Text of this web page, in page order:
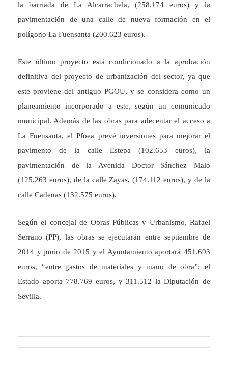
la barriada de La Alcarrachela, (258.174 euros) y la
pavimentación de una calle de nueva formación en el
polígono La Fuensanta (200.623 euros).
Este último proyecto está condicionado a la aprobación
definitiva del proyecto de urbanización del sector, ya que
este proviene del antiguo PGOU, y se considera como un
planeamiento incorporado a este, según un comunicado
municipal. Además de las obras para adecentar el acceso a
La Fuensanta, el Pfoea prevé inversiones para mejorar el
pavimento de la calle Estepa (102.653 euros), la
pavimentación de la Avenida Doctor Sánchez Malo
(125.263 euros), de la calle Zayas, (174.112 euros), y de la
calle Cadenas (132.575 euros).
Según el concejal de Obras Públicas y Urbanismo, Rafael
Serrano (PP), las obras se ejecutarán entre septiembre de
2014 y junio de 2015 y el Ayuntamiento aportará 451.693
euros, “entre gastos de materiales y mano de obra”; el
Estado aporta 778.769 euros, y 311.512 la Diputación de
Sevilla.